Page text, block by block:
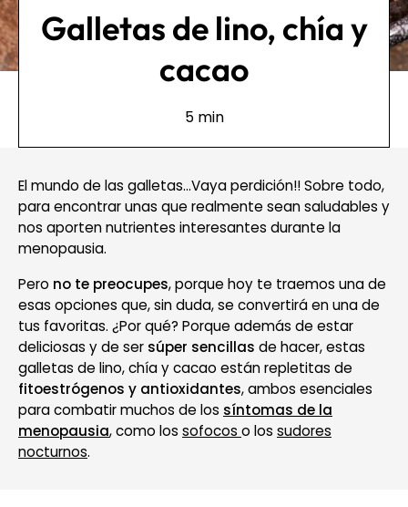
Galletas de lino, chía y
cacao
5 min
El mundo de las galletas…Vaya perdición!! Sobre todo,
para encontrar unas que realmente sean saludables y
nos aporten nutrientes interesantes durante la
menopausia.
Pero no te preocupes, porque hoy te traemos una de
esas opciones que, sin duda, se convertirá en una de
tus favoritas. ¿Por qué? Porque además de estar
deliciosas y de ser súper sencillas de hacer, estas
galletas de lino, chía y cacao están repletitas de
fitoestrógenos y antioxidantes, ambos esenciales
para combatir muchos de los síntomas de la
menopausia,como los sofocos o los sudores
nocturnos.